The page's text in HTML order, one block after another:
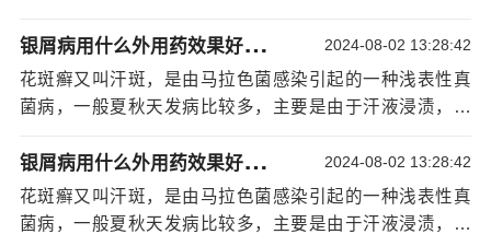
花斑藓，想知道银屑病和银屑病到底有什么区别呢？我应
该怎么治疗才有治疗效果呢？
步骤/方法：
主要是由于感染引起的皮肤病，这种病主要是由于患者皮
的，患者要注意自己的个人卫生。
2、花斑藓的发生，主要是由于患者身上的汗毛比较多
意个人[详情]
胸背、腹部、腋下，一般是在胸上，背部，四肢等处，有
时候也可以出现在腋下，手背等部位，花斑癣不是单一的
病，它只是在皮肤角质层的细菌感染引起的。步骤/方法：
意个人[详情]
银
屑病用什么外用药效果好呢：治银屑病宁波哪家医院好 2024-08-02 13:28:42
花斑癣又叫汗斑，是由马拉色菌感染引起的一种浅表性真
菌病，一般夏秋天发病比较多，主要是由于汗液浸渍，衣
胸背、腹部、腋下，一般是在胸上，背部，四肢等处，有
时候也可以出现在腋下，手背等部位，花斑癣不是单一的
病，它只是在皮肤角质层的细菌感染引起的。步骤/方法：
银
屑病用什么外用药效果好呢：治银屑病宁波哪家医院好 2024-08-02 13:28:42
花斑癣又叫汗斑，是由马拉色菌感染引起的一种浅表性真
菌病，一般夏秋天发病比较多，主要是由于汗液浸渍，衣